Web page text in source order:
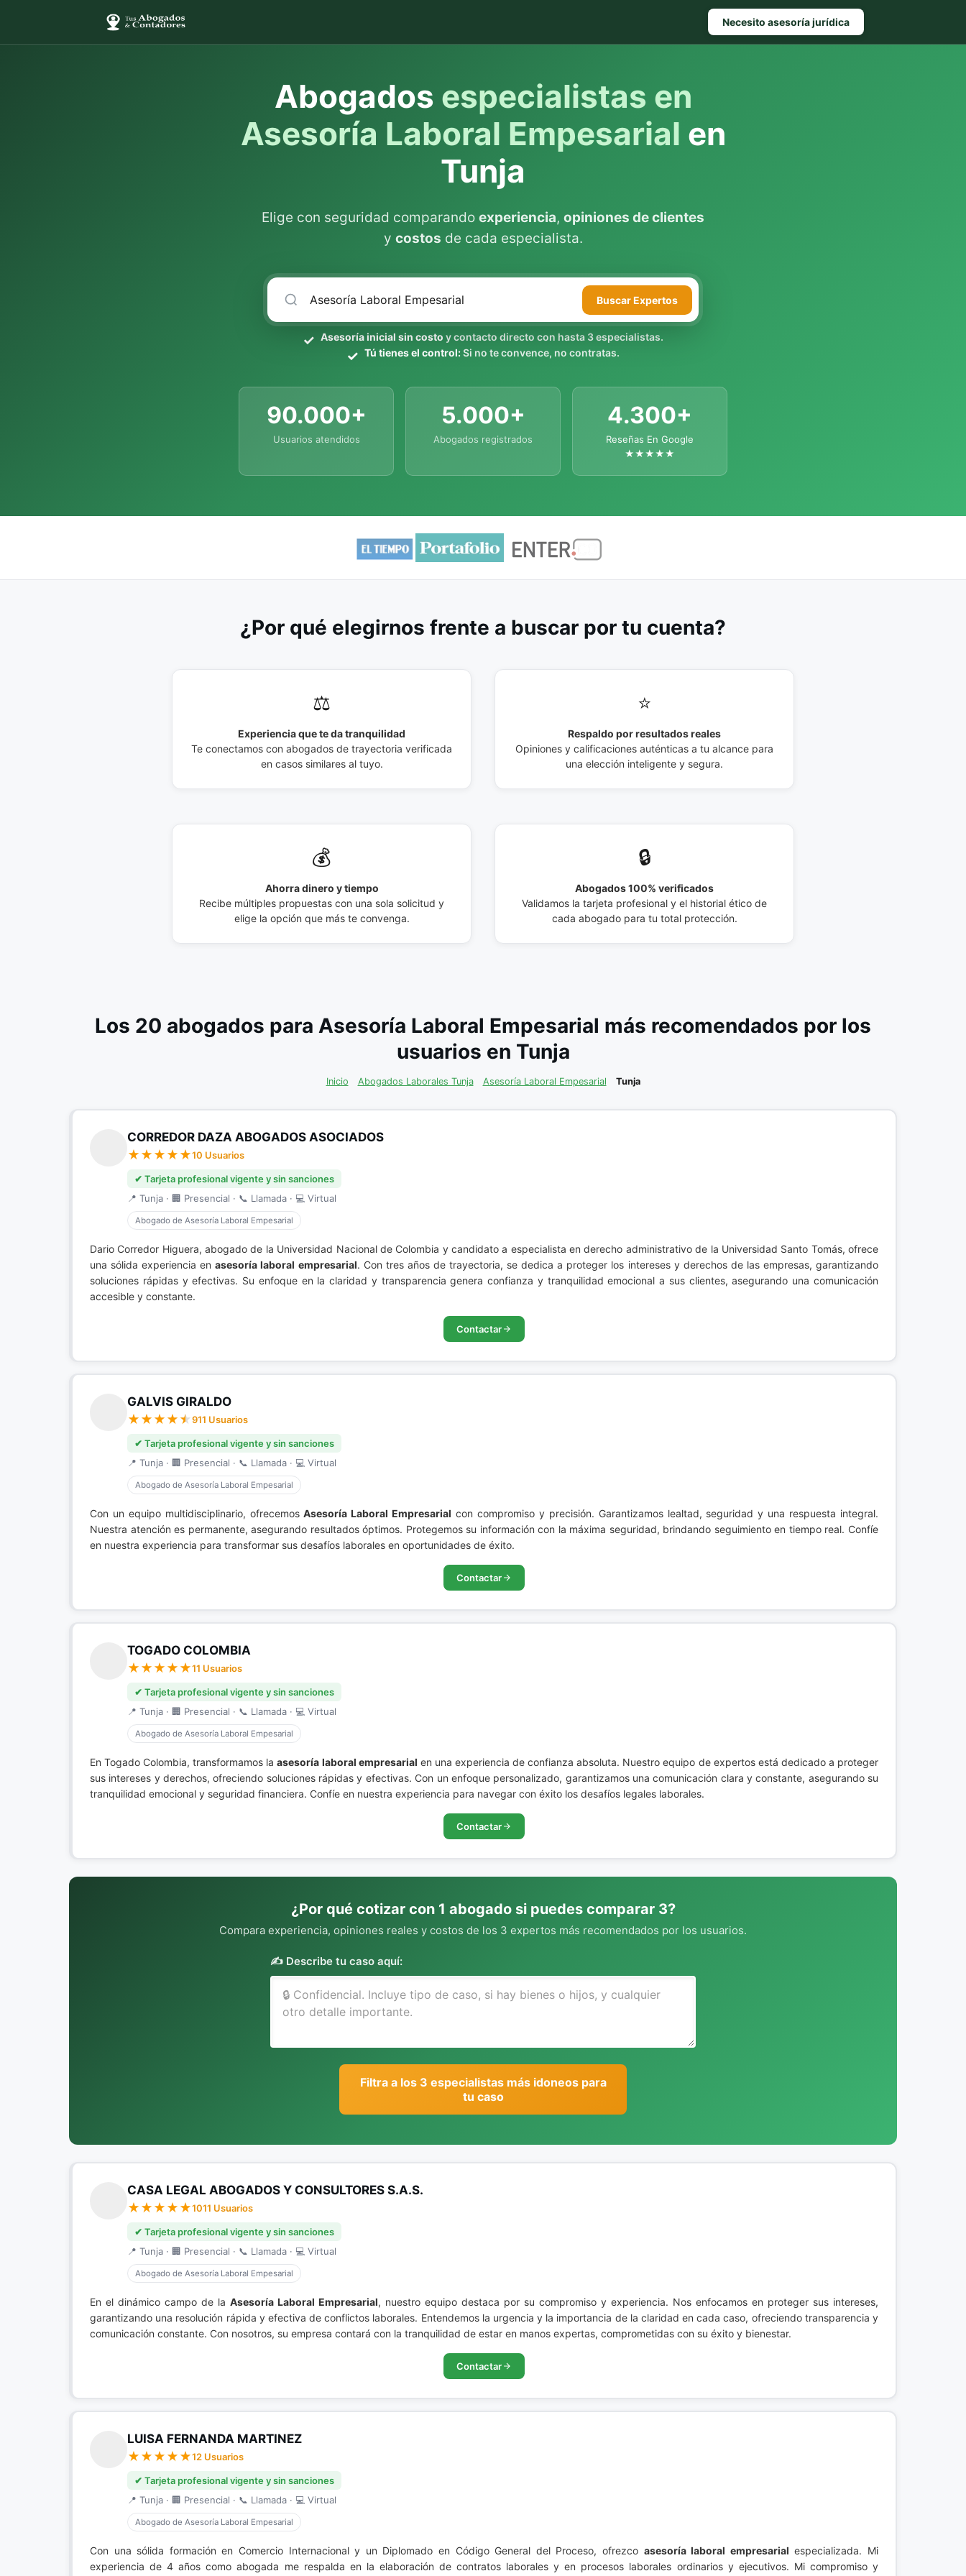
Necesito asesoría jurídica
Abogados especialistas en
Asesoría Laboral Empesarial en
Tunja
Elige con seguridad comparando experiencia, opiniones de clientes
y costos de cada especialista.
BuscarExpertos
Asesoría inicial sin costo y contacto directo con hasta 3 especialistas.
Tú tienes el control:Si no te convence, no contratas.
90.000+
Usuarios atendidos
5.000+
Abogados registrados
4.300+
Reseñas En Google
★★★★★
¿Por qué elegirnos frente a buscar por tu cuenta?
⚖️
Experiencia que te da tranquilidad
Te conectamos con abogados de trayectoria verificada
en casos similares al tuyo.
⭐
Respaldo por resultados reales
Opiniones y calificaciones auténticas a tu alcance para
una elección inteligente y segura.
💰
Ahorra dinero y tiempo
Recibe múltiples propuestas con una sola solicitud y
elige la opción que más te convenga.
🔒
Abogados 100% verificados
Validamos la tarjeta profesional y el historial ético de
cada abogado para tu total protección.
Los 20 abogados para Asesoría Laboral Empesarial más recomendados por los
usuarios en Tunja
Inicio Abogados Laborales Tunja Asesoría Laboral Empesarial Tunja
CORREDOR DAZA ABOGADOS ASOCIADOS
10 Usuarios
✔ Tarjeta profesional vigente y sin sanciones
📍 Tunja · 🏢 Presencial · 📞 Llamada · 💻 Virtual
Abogado de Asesoría Laboral Empesarial
Dario Corredor Higuera, abogado de la Universidad Nacional de Colombia y candidato a especialista en derecho administrativo de la Universidad Santo Tomás, ofrece
una sólida experiencia enasesoría laboral empresarial. Con tres años de trayectoria, se dedica a proteger los intereses y derechos de las empresas, garantizando
soluciones rápidas y efectivas. Su enfoque en la claridad y transparencia genera confianza y tranquilidad emocional a sus clientes, asegurando una comunicación
accesible y constante.
Contactar
GALVIS GIRALDO
911 Usuarios
✔ Tarjeta profesional vigente y sin sanciones
📍 Tunja · 🏢 Presencial · 📞 Llamada · 💻 Virtual
Abogado de Asesoría Laboral Empesarial
Con un equipo multidisciplinario, ofrecemosAsesoría Laboral Empresarial con compromiso y precisión. Garantizamos lealtad, seguridad y una respuesta integral.
Nuestra atención es permanente, asegurando resultados óptimos. Protegemos su información con la máxima seguridad, brindando seguimiento en tiempo real. Confíe
en nuestra experiencia para transformar sus desafíos laborales en oportunidades de éxito.
Contactar
TOGADO COLOMBIA
11 Usuarios
✔ Tarjeta profesional vigente y sin sanciones
📍 Tunja · 🏢 Presencial · 📞 Llamada · 💻 Virtual
Abogado de Asesoría Laboral Empesarial
En Togado Colombia, transformamos laasesoría laboral empresarial en una experiencia de confianza absoluta. Nuestro equipo de expertos está dedicado a proteger
sus intereses y derechos, ofreciendo soluciones rápidas y efectivas. Con un enfoque personalizado, garantizamos una comunicación clara y constante, asegurando su
tranquilidad emocional y seguridad financiera. Confíe en nuestra experiencia para navegar con éxito los desafíos legales laborales.
Contactar
¿Por qué cotizar con 1 abogado si puedes comparar 3?
Compara experiencia, opiniones reales y costos de los 3 expertos más recomendados por los usuarios.
✍️ Describe tu caso aquí:
Filtra a los 3 especialistas más idoneos para
tu caso
CASA LEGAL ABOGADOS Y CONSULTORES S.A.S.
1011 Usuarios
✔ Tarjeta profesional vigente y sin sanciones
📍 Tunja · 🏢 Presencial · 📞 Llamada · 💻 Virtual
Abogado de Asesoría Laboral Empesarial
En el dinámico campo de la Asesoría Laboral Empresarial, nuestro equipo destaca por su compromiso y experiencia. Nos enfocamos en proteger sus intereses,
garantizando una resolución rápida y efectiva de conflictos laborales. Entendemos la urgencia y la importancia de la claridad en cada caso, ofreciendo transparencia y
comunicación constante. Con nosotros, su empresa contará con la tranquilidad de estar en manos expertas, comprometidas con su éxito y bienestar.
Contactar
LUISA FERNANDA MARTINEZ
12 Usuarios
✔ Tarjeta profesional vigente y sin sanciones
📍 Tunja · 🏢 Presencial · 📞 Llamada · 💻 Virtual
Abogado de Asesoría Laboral Empesarial
Con una sólida formación en Comercio Internacional y un Diplomado en Código General del Proceso, ofrezco asesoría laboral empresarial especializada. Mi
experiencia de 4 años como abogada me respalda en la elaboración de contratos laborales y en procesos laborales ordinarios y ejecutivos. Mi compromiso y